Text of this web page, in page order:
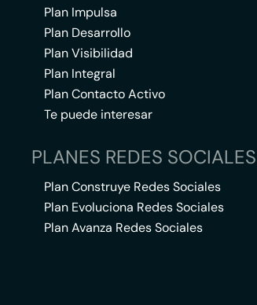
Plan Impulsa
Plan Desarrollo
Plan Visibilidad
Plan Integral
Plan Contacto Activo
Te puede interesar
PLANES REDES SOCIALES
Plan Construye Redes Sociales
Plan Evoluciona Redes Sociales
Plan Avanza Redes Sociales